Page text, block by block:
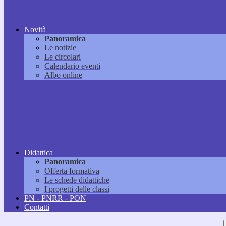
Novità
Panoramica
Le notizie
Le circolari
Calendario eventi
Albo online
Didattica
Panoramica
Offerta formativa
Le schede didattiche
I progetti delle classi
PN - PNRR - PON
Contatti